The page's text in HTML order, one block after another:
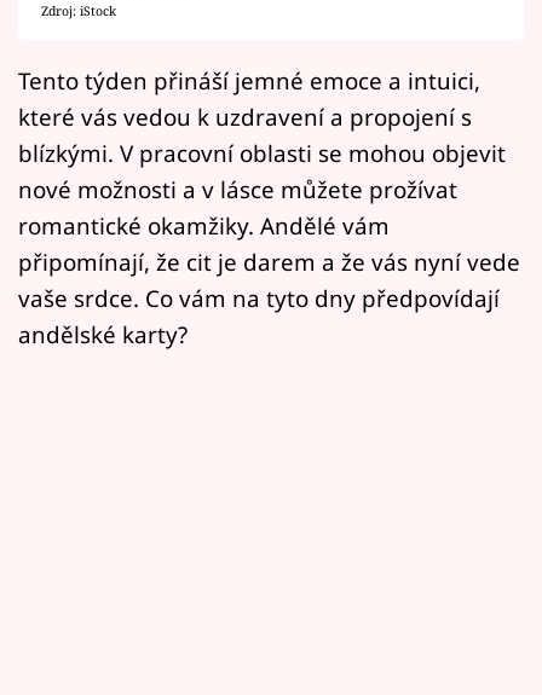
Přihlášení
Sledujte nás
Zdroj: iStock
Tento týden přináší jemné emoce a intuici,
které vás vedou k uzdravení a propojení s
blízkými. V pracovní oblasti se mohou objevit
nové možnosti a v lásce můžete prožívat
romantické okamžiky. Andělé vám
připomínají, že cit je darem a že vás nyní vede
vaše srdce. Co vám na tyto dny předpovídají
andělské karty?